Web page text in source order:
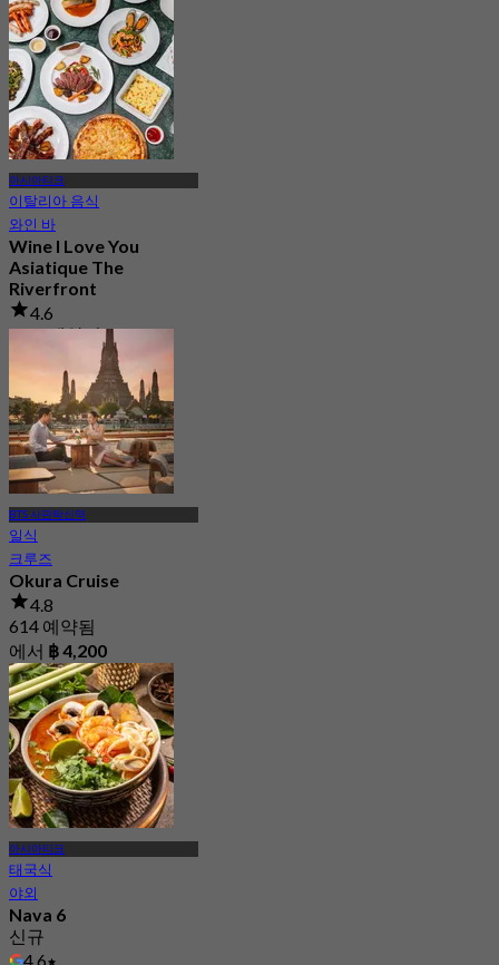
아시아티크
이탈리아 음식
와인 바
Wine I Love You
Asiatique The
Riverfront
4.6
2.6K 예약됨
BTS 사판탁신역
일식
크루즈
Okura Cruise
4.8
614 예약됨
에서 ฿ 4,200
아시아티크
태국식
야외
Nava 6
신규
4.6